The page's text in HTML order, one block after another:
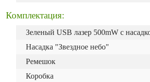
Комплектация:
Зеленый USB лазер 500mW с
Насадка "Звездное небо"
Ремешок
Коробка